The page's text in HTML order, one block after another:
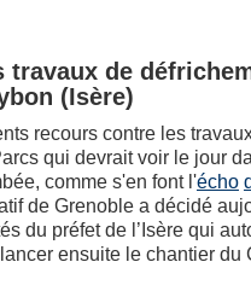
travaux de
(Isère)
recours contre les
qui devrait voir le jour
comme s'en font l'écho
de Grenoble a décidé
du préfet de l’Isère qui
ensuite le chantier du